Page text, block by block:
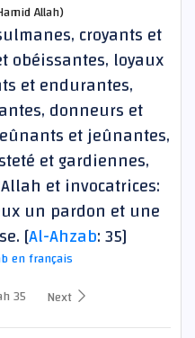
Allah)
croyants et
obéissantes, loyaux
et endurantes,
donneurs et
et jeûnantes,
et gardiennes,
et invocatrices:
un pardon et une
[Al-Ahzab: 35]
en français
35 Next